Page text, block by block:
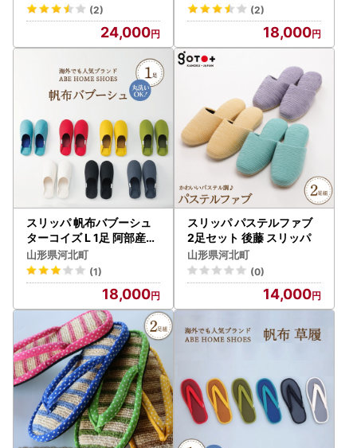
(2)
24,000
(2)
18,000
スリッパ 帆布バブーシュ
ターコイズ L 1足 阿部産業
スリッパ
山形県河北町
(1)
18,000
スリッパ パステルファブ
2足セット 後藤 スリッパ
山形県河北町
(0)
14,000